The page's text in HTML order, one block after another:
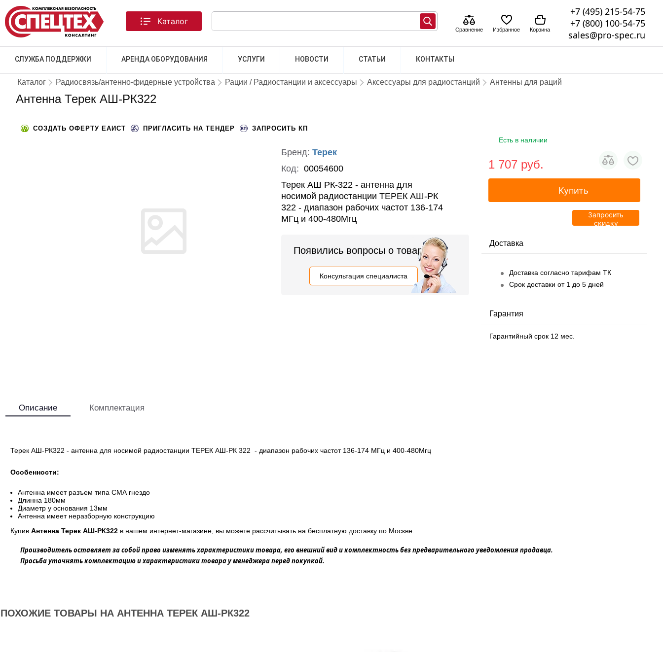
СЛУЖБА ПОДДЕРЖКИ АРЕНДА ОБОРУДОВАНИЯ УСЛУГИ НОВОСТИ СТАТЬИ КОНТАКТЫ
Каталог
Сравнение Избранное Корзина
+7 (495) 215-54-75
+7 (800) 100-54-75
sales@pro-spec.ru
Каталог Радиосвязь/антенно-фидерные устройства Рации / Радиостанции и аксессуары Аксессуары для радиостанций Антенны для раций
Антенна Терек АШ-РК322
СОЗДАТЬ ОФЕРТУ ЕАИСТ ПРИГЛАСИТЬ НА ТЕНДЕР ЗАПРОСИТЬ КП
Есть в наличии
Бренд: Терек
Код: 00054600
Терек АШ РК-322 - антенна для
носимой радиостанции ТЕРЕК АШ-РК
322 - диапазон рабочих частот 136-174
МГц и 400-480Мгц
Появились вопросы о товаре?
Консультация специалиста
1 707 pуб.
Купить
Запросить
скидку
Доставка
Доставка согласно тарифам ТК
Срок доставки от 1 до 5 дней
Гарантия
Гарантийный срок 12 мес.
Описание
Терек АШ-РК322 - антенна для носимой радиостанции ТЕРЕК АШ-РК 322 - диапазон рабочих частот 136-174 МГц и 400-480Мгц
Особенности:
Антенна имеет разъем типа СМА гнездо
Длинна 180мм
Диаметр у основания 13мм
Антенна имеет неразборную конструкцию
Купив Антенна Терек АШ-РК322 в нашем интернет-магазине, вы можете рассчитывать на бесплатную доставку по Москве.
Производитель оставляет за собой право изменять характеристики товара, его внешний вид и комплектность без предварительного уведомления продавца.
Просьба уточнять комплектацию и характеристики товара у менеджера перед покупкой.
Комплектация
ПОХОЖИЕ ТОВАРЫ НА АНТЕННА ТЕРЕК АШ-РК322